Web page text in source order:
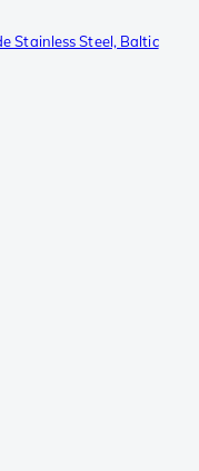
Stainless Steel, Baltic